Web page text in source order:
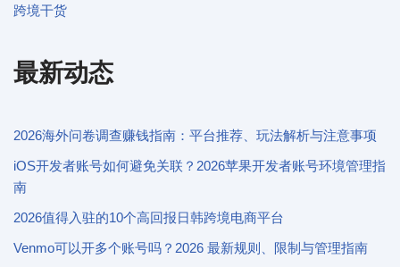
跨境干货
最新动态
2026海外问卷调查赚钱指南：平台推荐、玩法解析与注意事项
iOS开发者账号如何避免关联？2026苹果开发者账号环境管理指
南
2026值得入驻的10个高回报日韩跨境电商平台
Venmo可以开多个账号吗？2026 最新规则、限制与管理指南